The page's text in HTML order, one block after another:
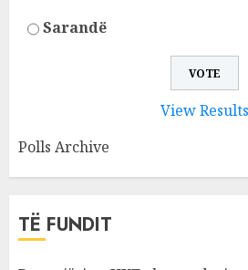
Sarandë
View Results
Polls Archive
TË FUNDIT